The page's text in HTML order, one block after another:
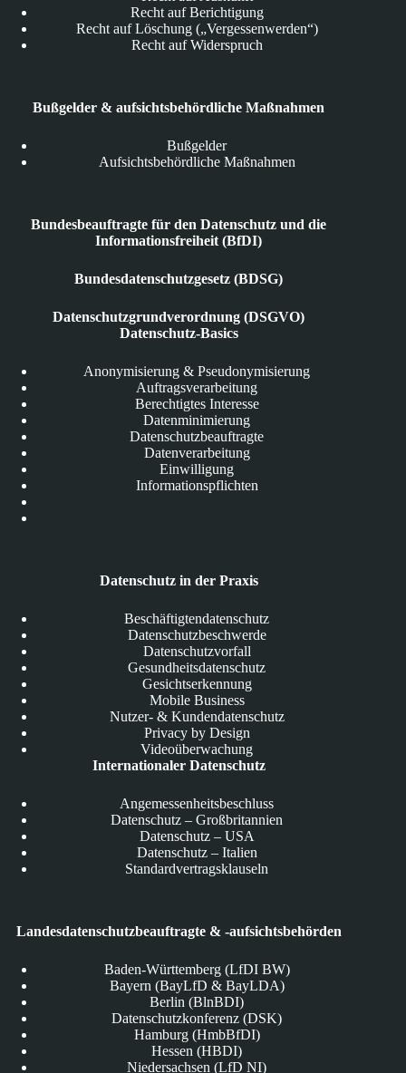
Recht auf Berichtigung
Recht auf Löschung („Vergessenwerden“)
Recht auf Widerspruch
Bußgelder & aufsichtsbehördliche Maßnahmen
Bußgelder
Aufsichtsbehördliche Maßnahmen
Bundesbeauftragte für den Datenschutz und die
Informationsfreiheit (BfDI)
Bundesdatenschutzgesetz (BDSG)
Datenschutzgrundverordnung (DSGVO)
Datenschutz-Basics
Anonymisierung & Pseudonymisierung
Auftragsverarbeitung
Berechtigtes Interesse
Datenminimierung
Datenschutzbeauftragte
Datenverarbeitung
Einwilligung
Informationspflichten
Datenschutz in der Praxis
Beschäftigtendatenschutz
Datenschutzbeschwerde
Datenschutzvorfall
Gesundheitsdatenschutz
Gesichtserkennung
Mobile Business
Nutzer- & Kundendatenschutz
Privacy by Design
Videoüberwachung
Internationaler Datenschutz
Angemessenheitsbeschluss
Datenschutz – Großbritannien
Datenschutz – USA
Datenschutz – Italien
Standardvertragsklauseln
Landesdatenschutzbeauftragte & -aufsichtsbehörden
Baden-Württemberg (LfDI BW)
Bayern (BayLfD & BayLDA)
Berlin (BlnBDI)
Datenschutzkonferenz (DSK)
Hamburg (HmbBfDI)
Hessen (HBDI)
Niedersachsen (LfD NI)